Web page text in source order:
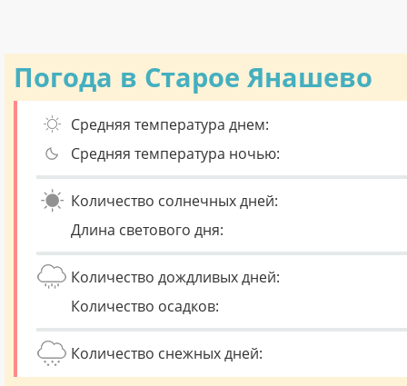
Погода в Старое Янашево
Средняя температура днем:
Средняя температура ночью:
Количество солнечных дней:
Длина светового дня:
Количество дождливых дней:
Количество осадков:
Количество снежных дней: